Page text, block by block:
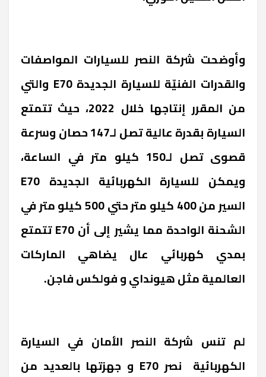
وأوضحت شركة النصر للسيارات المواصفات
والقدرات الفنيّة للسيارة الجديدةE70 والتي
من المقرر إنتاجها خلال 2022، حيث تتمتع
السيارة بقدرة عالية تصل لـ147 حصان وسرعة
قصوى تصل لـ150 كيلو متر في الساعة،
ويمكن للسيارة الكهربائية الجديدة E70
السير من 400 كيلو متر حتي 500 كيلو متر في
الشحنة الواحدة مما يشير إلى أنE70تتمتع
بمدي كهربائي عال يضاهي الماركات
العالمية مثل هيونداي و فولكس فاجن.
لم تنس شركة النصر الأمان في السيارة
الكهربائية نصرE70 و جهزتها بالعديد من